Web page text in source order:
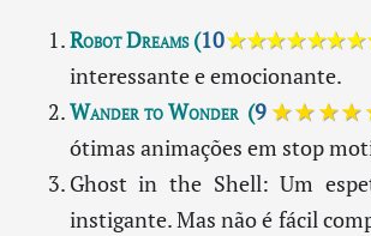
Robot Dreams(10
interessante e emocionante.
Wander to Wonder(9
ótimas animações em stop
Ghost in the Shell: Um
instigante. Mas não é fácil